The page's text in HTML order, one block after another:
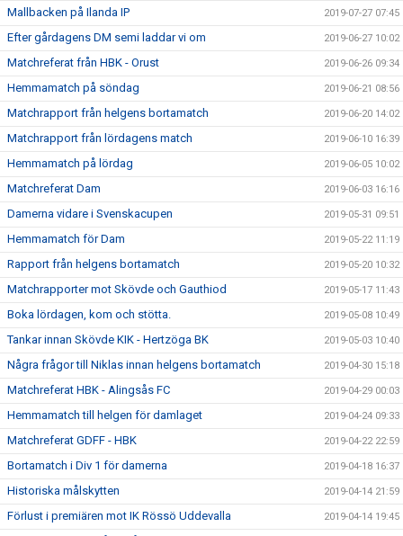
Mallbacken på Ilanda IP 2019-07-27 07:45
Efter gårdagens DM semi laddar vi om 2019-06-27 10:02
Matchreferat från HBK - Orust 2019-06-26 09:34
Hemmamatch på söndag 2019-06-21 08:56
Matchrapport från helgens bortamatch 2019-06-20 14:02
Matchrapport från lördagens match 2019-06-10 16:39
Hemmamatch på lördag 2019-06-05 10:02
Matchreferat Dam 2019-06-03 16:16
Damerna vidare i Svenskacupen 2019-05-31 09:51
Hemmamatch för Dam 2019-05-22 11:19
Rapport från helgens bortamatch 2019-05-20 10:32
Matchrapporter mot Skövde och Gauthiod 2019-05-17 11:43
Boka lördagen, kom och stötta. 2019-05-08 10:49
Tankar innan Skövde KIK - Hertzöga BK 2019-05-03 10:40
Några frågor till Niklas innan helgens bortamatch 2019-04-30 15:18
Matchreferat HBK - Alingsås FC 2019-04-29 00:03
Hemmamatch till helgen för damlaget 2019-04-24 09:33
Matchreferat GDFF - HBK 2019-04-22 22:59
Bortamatch i Div 1 för damerna 2019-04-18 16:37
Historiska målskytten 2019-04-14 21:59
Förlust i premiären mot IK Rössö Uddevalla 2019-04-14 19:45